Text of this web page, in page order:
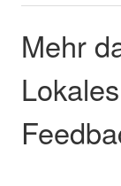
Mehr